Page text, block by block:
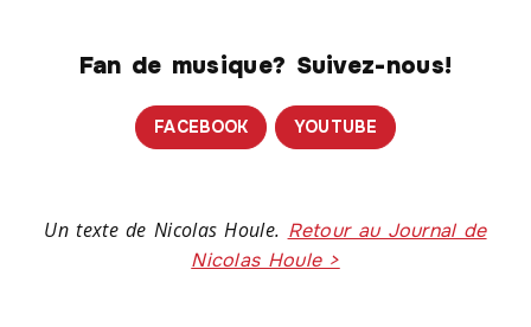
Fan de musique? Suivez-nous!
FACEBOOK YOUTUBE
Un texte de Nicolas Houle. Retour au Journal de
Nicolas Houle >